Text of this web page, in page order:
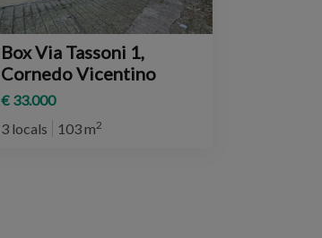
Box Via Tassoni 1,
Cornedo Vicentino
€ 33.000
3 locals
103 m2